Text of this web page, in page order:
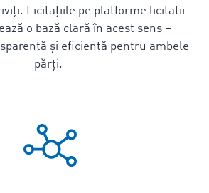
Licitațiile pe platforme licitatii
o bază clară în acest sens –
și eficientă pentru ambele
părți.